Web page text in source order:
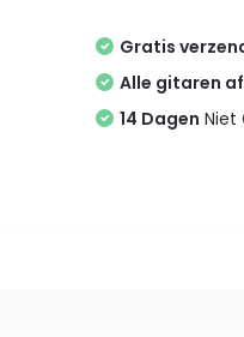
Gratis
Alle gitaren
14 Dagen Niet